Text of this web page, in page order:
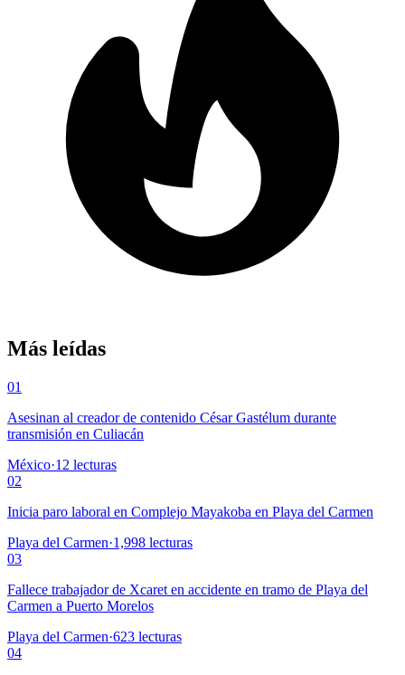
Más leídas
01
Asesinan al creador de contenido César Gastélum durante
transmisión en Culiacán
México·12 lecturas
02
Inicia paro laboral en Complejo Mayakoba en Playa del Carmen
Playa del Carmen·1,998 lecturas
03
Fallece trabajador de Xcaret en accidente en tramo de Playa del
Carmen a Puerto Morelos
Playa del Carmen·623 lecturas
04